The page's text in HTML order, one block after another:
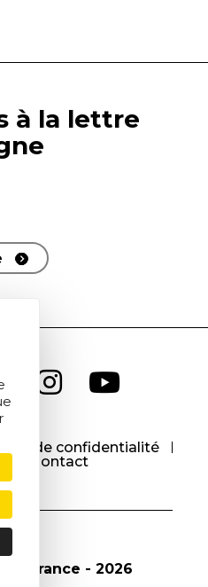
à la lettre
de confidentialité
Contact
France - 2026